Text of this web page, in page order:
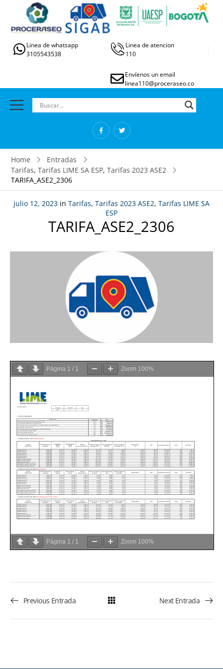
Linea de whatsapp
3105543538
Linea de atencion
110
Envíenos un email
linea110@proceraseo.co
Home
Entradas
Tarifas, Tarifas LIME SA ESP, Tarifas 2023 ASE2
TARIFA_ASE2_2306
julio 12, 2023 in Tarifas, Tarifas 2023 ASE2, Tarifas LIME SA
ESP
TARIFA_ASE2_2306
Página 1 / 1 Zoom 100%
Página 1 / 1 Zoom 100%
Previous Entrada Next Entrada